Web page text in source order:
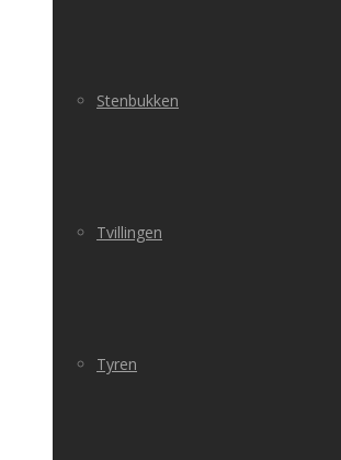
Stenbukken
Tvillingen
Tyren